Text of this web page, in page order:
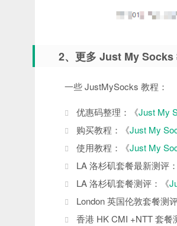
2、更多 Just My Socks
一些 JustMySocks 教程：
优惠码整理：《Just My
购买教程：《Just My
使用教程：《Just My
LA 洛杉矶套餐最新测评
LA 洛杉矶套餐测评：《
London 英国伦敦套餐测
香港 HK CMI +NTT 套餐